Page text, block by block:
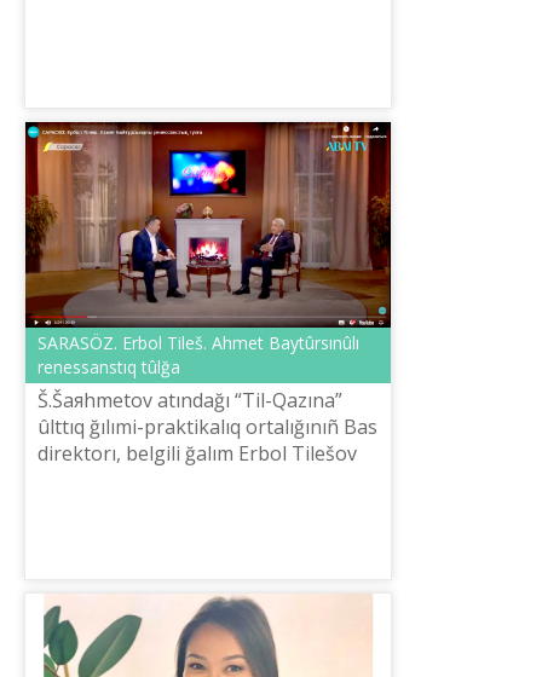
SARASÖZ. Erbol Tіleš. Ahmet Baytûrsınûlı
renessanstıq tûlğa
Š.Šaяhmetov atındağı “Tіl-Qazına”
ûlttıq ğılımi-praktikalıq ortalığınıñ Bas
direktorı, belgіlі ğalım Erbol Tіlešov